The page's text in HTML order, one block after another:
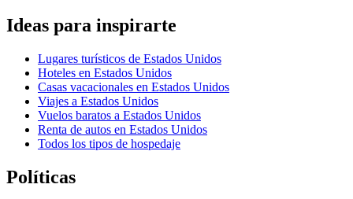
Ideas para inspirarte
Lugares turísticos de Estados Unidos
Hoteles en Estados Unidos
Casas vacacionales en Estados Unidos
Viajes a Estados Unidos
Vuelos baratos a Estados Unidos
Renta de autos en Estados Unidos
Todos los tipos de hospedaje
Políticas